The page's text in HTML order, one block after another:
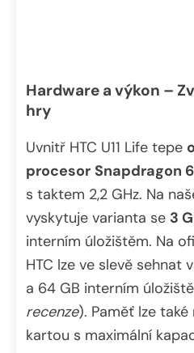
Hardware a výkon –
hry
Uvnitř HTC U11 Life tepe
procesor Snapdragon
s taktem 2,2 GHz. Na
vyskytuje varianta se 3
interním úložištěm. Na
HTC lze ve slevě sehnat
a 64 GB interním
recenze). Paměť lze
kartou s maximální